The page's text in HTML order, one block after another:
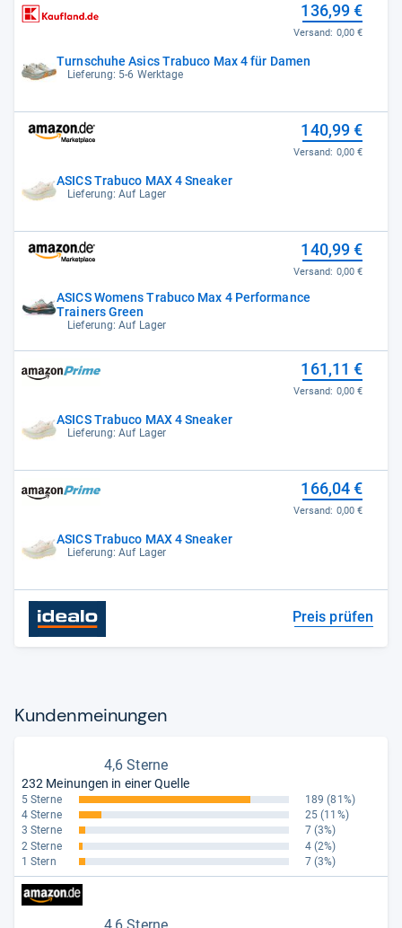
Turnschuhe Asics Trabuco Max 4 für Damen
Lieferung: 5-6 Werktage
136,99 €
Versand: 0,00 €
ASICS Trabuco MAX 4 Sneaker
Lieferung: Auf Lager
140,99 €
Versand: 0,00 €
ASICS Womens Trabuco Max 4 Performance
Trainers Green
Lieferung: Auf Lager
140,99 €
Versand: 0,00 €
ASICS Trabuco MAX 4 Sneaker
Lieferung: Auf Lager
161,11 €
Versand: 0,00 €
ASICS Trabuco MAX 4 Sneaker
Lieferung: Auf Lager
166,04 €
Versand: 0,00 €
Preis prüfen
Kun­den­mei­nun­gen
4,6 Sterne
232 Meinungen in einer Quelle
5 Sterne 189 (81%)
4 Sterne
25 (11%)
3 Sterne
7 (3%)
2 Sterne
4 (2%)
1 Stern
7 (3%)